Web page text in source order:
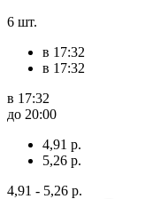
6 шт.
в 17:32
в 17:32
в 17:32
до 20:00
4,91 р.
5,26 р.
4,91 - 5,26 р.